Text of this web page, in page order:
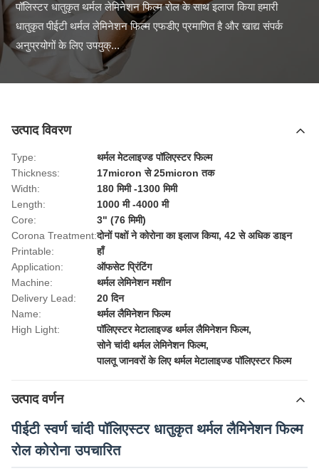
पॉलिस्टर धातुकृत थर्मल लेमिनेशन फिल्म रोल के साथ इलाज किया हमारी
धातुकृत पीईटी थर्मल लेमिनेशन फिल्म एफडीए प्रमाणित है और खाद्य संपर्क
अनुप्रयोगों के लिए उपयुक्...
उत्पाद विवरण
Type:
थर्मल मेटलाइज्ड पॉलिएस्टर फिल्म
Thickness:
17micron से 25micron तक
Width:
180 मिमी -1300 मिमी
Length:
1000 मी -4000 मी
Core:
3" (76 मिमी)
Corona Treatment:दोनों पक्षों ने कोरोना का इलाज किया, 42 से अधिक डाइन
Printable:
हाँ
Application:
ऑफसेट प्रिंटिंग
Machine:
थर्मल लेमिनेशन मशीन
Delivery Lead:
20 दिन
Name:
थर्मल लैमिनेशन फिल्म
High Light:
पॉलिएस्टर मेटालाइज्ड थर्मल लैमिनेशन फिल्म,
सोने चांदी थर्मल लेमिनेशन फिल्म,
पालतू जानवरों के लिए थर्मल मेटालाइज्ड पॉलिएस्टर फिल्म
उत्पाद वर्णन
पीईटी स्वर्ण चांदी पॉलिएस्टर धातुकृत थर्मल लैमिनेशन फिल्म
रोल कोरोना उपचारित